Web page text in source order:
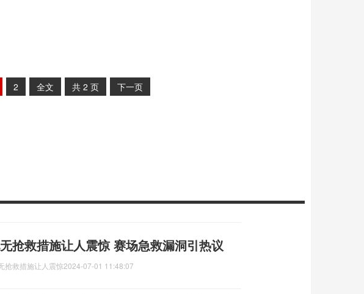
2 全文 共 2 页 下一页
抢救措施让人震惊 赛场急救漏洞引热议
抢救措施让人震惊2024-07-01 11:48:07